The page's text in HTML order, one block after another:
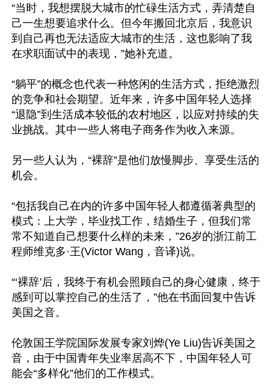
“当时，我想摆脱大城市的忙碌生活方式，弄清楚自
己一生想要追求什么。但今年搬回北京后，我意识
到自己再也无法适应大城市的生活，这也影响了我
在求职面试中的表现，”她补充道。
“躺平”的概念也代表一种悠闲的生活方式，拒绝激烈
的竞争和社会期望。近年来，许多中国年轻人选择
“退隐”到生活成本较低的农村地区，以应对持续的失
业挑战。其中一些人将电子商务作为收入来源。
另一些人认为，“裸辞”是他们放慢脚步、享受生活的
机会。
“包括我自己在内的许多中国年轻人都遵循著典型的
模式：上大学，毕业找工作，结婚生子，但我们常
常不知道自己想要什么样的未来，”26岁的浙江前工
程师维克多·王(Victor Wang，音译)说。
“‘裸辞’后，我终于有机会照顾自己的身心健康，终于
感到可以掌控自己的生活了，”他在书面回复中告诉
美国之音。
伦敦国王学院国际发展专家刘烨(Ye Liu)告诉美国之
音，由于中国青年失业率居高不下，中国年轻人可
能会“多样化”他们的工作模式。